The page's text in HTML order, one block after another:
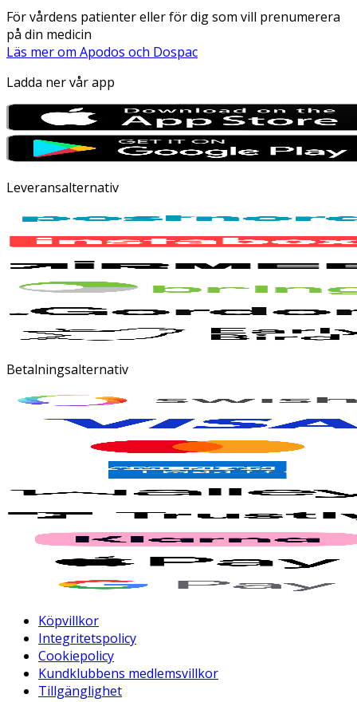
För vårdens patienter eller för dig som vill prenumerera
på din medicin
Läs mer om Apodos och Dospac
Ladda ner vår app
Leveransalternativ
Betalningsalternativ
Köpvillkor
Integritetspolicy
Cookiepolicy
Kundklubbens medlemsvillkor
Tillgänglighet